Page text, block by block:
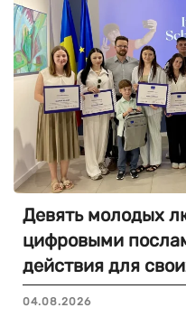
Девять молодых
цифровыми
действия для
04.08.2026